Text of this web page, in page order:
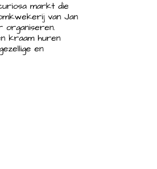
markt die
van Jan
organiseren.
kraam huren
en